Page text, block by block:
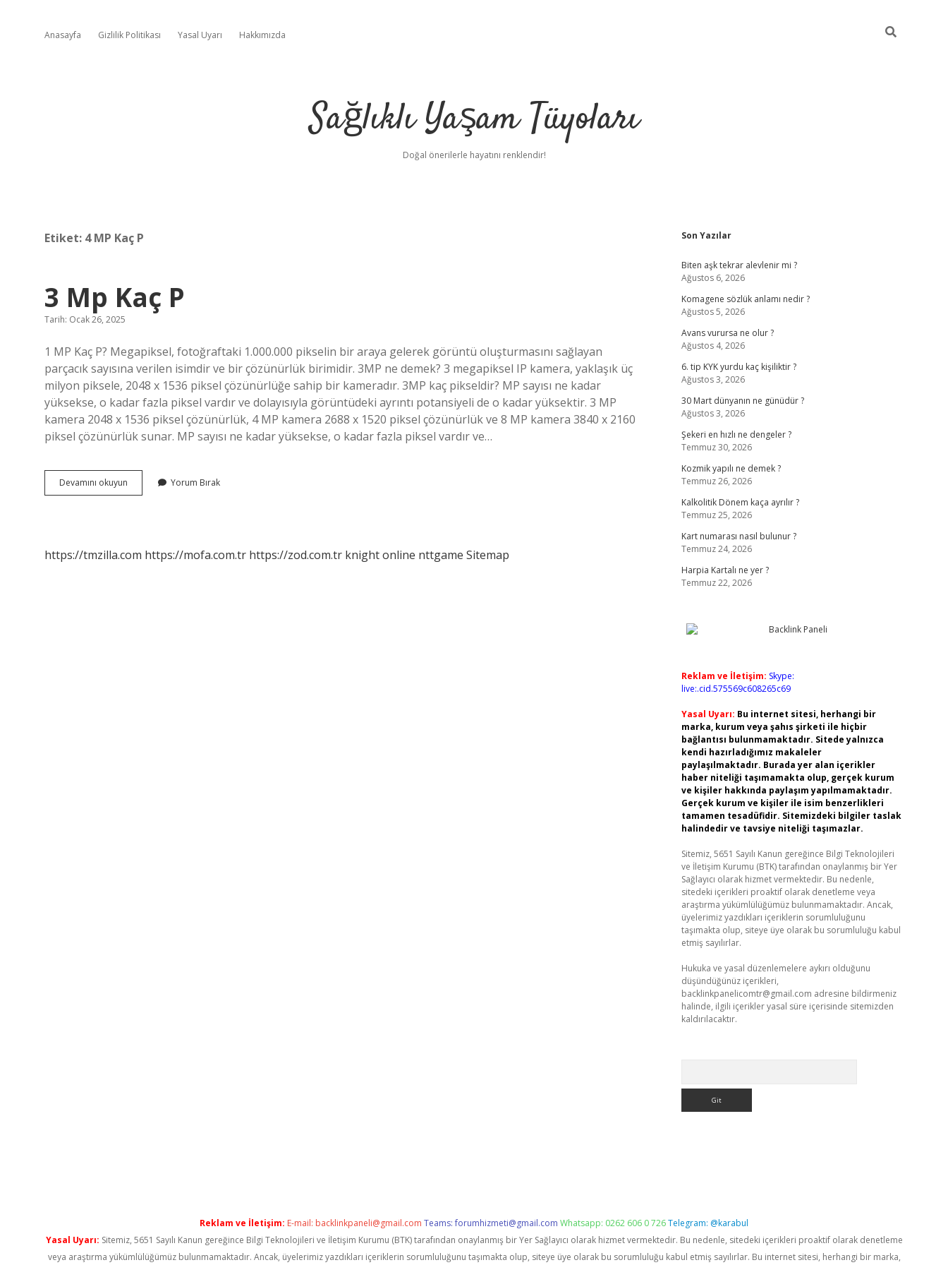
Anasayfa Gizlilik Politikası Yasal Uyarı Hakkımızda
Sağlıklı Yaşam Tüyoları
Doğal önerilerle hayatını renklendir!
Etiket: 4 MP Kaç P
3 Mp Kaç P
Tarih: Ocak 26, 2025
1 MP Kaç P? Megapiksel, fotoğraftaki 1.000.000 pikselin bir araya gelerek görüntü oluşturmasını sağlayan
parçacık sayısına verilen isimdir ve bir çözünürlük birimidir. 3MP ne demek? 3 megapiksel IP kamera, yaklaşık üç
milyon piksele, 2048 x 1536 piksel çözünürlüğe sahip bir kameradır. 3MP kaç pikseldir? MP sayısı ne kadar
yüksekse, o kadar fazla piksel vardır ve dolayısıyla görüntüdeki ayrıntı potansiyeli de o kadar yüksektir. 3 MP
kamera 2048 x 1536 piksel çözünürlük, 4 MP kamera 2688 x 1520 piksel çözünürlük ve 8 MP kamera 3840 x 2160
piksel çözünürlük sunar. MP sayısı ne kadar yüksekse, o kadar fazla piksel vardır ve…
Devamını okuyun
Mp
Yorum Bırak
https://tmzilla.com https://mofa.com.tr https://zod.com.tr knight online nttgame Sitemap
Sidebar
Son Yazılar
Biten aşk tekrar alevlenir mi ?
Ağustos 6, 2026
Komagene sözlük anlamı nedir ?
Ağustos 5, 2026
Avans vurursa ne olur ?
Ağustos 4, 2026
6. tip KYK yurdu kaç kişiliktir ?
Ağustos 3, 2026
30 Mart dünyanın ne günüdür ?
Ağustos 3, 2026
Şekeri en hızlı ne dengeler ?
Temmuz 30, 2026
Kozmik yapılı ne demek ?
Temmuz 26, 2026
Kalkolitik Dönem kaça ayrılır ?
Temmuz 25, 2026
Kart numarası nasıl bulunur ?
Temmuz 24, 2026
Harpia Kartalı ne yer ?
Temmuz 22, 2026
Reklam ve İletişim: Skype:
live:.cid.575569c608265c69
Yasal Uyarı: Bu internet sitesi, herhangi bir
marka, kurum veya şahıs şirketi ile hiçbir
bağlantısı bulunmamaktadır. Sitede yalnızca
kendi hazırladığımız makaleler
paylaşılmaktadır. Burada yer alan içerikler
haber niteliği taşımamakta olup, gerçek kurum
ve kişiler hakkında paylaşım yapılmamaktadır.
Gerçek kurum ve kişiler ile isim benzerlikleri
tamamen tesadüfidir. Sitemizdeki bilgiler taslak
halindedir ve tavsiye niteliği taşımazlar.
Sitemiz, 5651 Sayılı Kanun gereğince Bilgi Teknolojileri
ve İletişim Kurumu (BTK) tarafından onaylanmış bir Yer
Sağlayıcı olarak hizmet vermektedir. Bu nedenle,
sitedeki içerikleri proaktif olarak denetleme veya
araştırma yükümlülüğümüz bulunmamaktadır. Ancak,
üyelerimiz yazdıkları içeriklerin sorumluluğunu
taşımakta olup, siteye üye olarak bu sorumluluğu kabul
etmiş sayılırlar.
Hukuka ve yasal düzenlemelere aykırı olduğunu
düşündüğünüz içerikleri,
backlinkpanelicomtr@gmail.com adresine bildirmeniz
halinde, ilgili içerikler yasal süre içerisinde sitemizden
kaldırılacaktır.
Reklam ve İletişim: E-mail: backlinkpaneli@gmail.com Teams:forumhizmeti@gmail.com Whatsapp: 0262 606 0 726Telegram: @karabul
Yasal Uyarı: Sitemiz, 5651 Sayılı Kanun gereğince Bilgi Teknolojileri ve İletişim Kurumu (BTK) tarafından onaylanmış bir Yer Sağlayıcı olarak hizmet vermektedir. Bu nedenle, sitedeki içerikleri proaktif olarak denetleme
veya araştırma yükümlülüğümüz bulunmamaktadır. Ancak, üyelerimiz yazdıkları içeriklerin sorumluluğunu taşımakta olup, siteye üye olarak bu sorumluluğu kabul etmiş sayılırlar. Bu internet sitesi, herhangi bir marka,